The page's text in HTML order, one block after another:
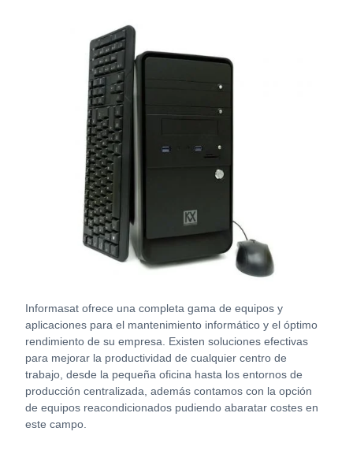
Informasat ofrece una completa gama de equipos y
aplicaciones para el mantenimiento informático y el óptimo
rendimiento de su empresa. Existen soluciones efectivas
para mejorar la productividad de cualquier centro de
trabajo, desde la pequeña oficina hasta los entornos de
producción centralizada, además contamos con la opción
de equipos reacondicionados pudiendo abaratar costes en
este campo.